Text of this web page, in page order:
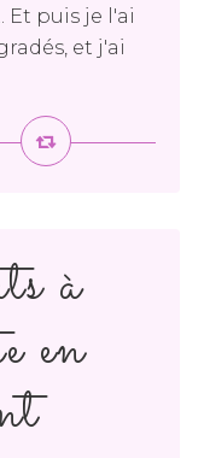
Et puis je l'ai
et j'ai
à
en